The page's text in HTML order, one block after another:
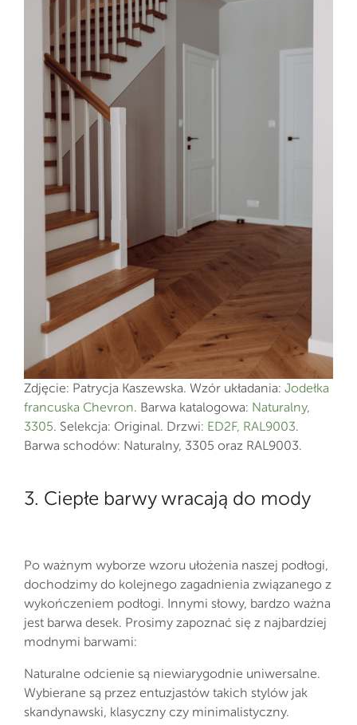
Zdjęcie: Patrycja Kaszewska. Wzór układania: Jodełka
francuska Chevron. Barwa katalogowa: Naturalny,
3305. Selekcja: Original. Drzwi: ED2F, RAL9003.
Barwa schodów: Naturalny, 3305 oraz RAL9003.
3. Ciepłe barwy wracają do mody
Po ważnym wyborze wzoru ułożenia naszej podłogi,
dochodzimy do kolejnego zagadnienia związanego z
wykończeniem podłogi. Innymi słowy, bardzo ważna
jest barwa desek. Prosimy zapoznać się z najbardziej
modnymi barwami:
Naturalne odcienie są niewiarygodnie uniwersalne.
Wybierane są przez entuzjastów takich stylów jak
skandynawski, klasyczny czy minimalistyczny.